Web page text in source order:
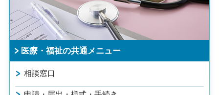
医療・福祉の共通メニュー
相談窓口